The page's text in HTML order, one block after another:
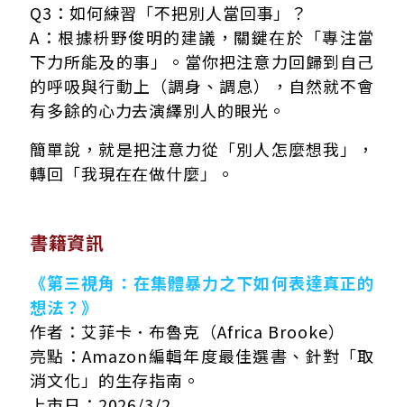
Q3：如何練習「不把別人當回事」？
A：根據枡野俊明的建議，關鍵在於「專注當
下力所能及的事」。當你把注意力回歸到自己
的呼吸與行動上（調身、調息），自然就不會
有多餘的心力去演繹別人的眼光。
簡單說，就是把注意力從「別人怎麼想我」，
轉回「我現在在做什麼」。
書籍資訊
《第三視角：在集體暴力之下如何表達真正的
想法？》
作者：艾菲卡．布魯克（Africa Brooke）
亮點：Amazon編輯年度最佳選書、針對「取
消文化」的生存指南。